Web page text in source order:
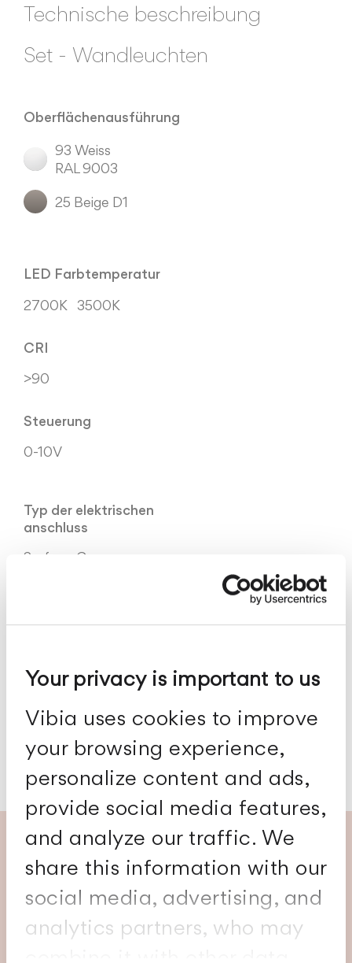
Your privacy is important to us
Vibia uses cookies to improve
your browsing experience,
personalize content and ads,
provide social media features,
and analyze our traffic. We
share this information with our
social media, advertising, and
analytics partners, who may
Technische beschreibung
Set - Wandleuchten
Oberflächenausführung
93 Weiss
RAL 9003
25 Beige D1
LED Farbtemperatur
2700K
3500K
CRI
>90
Steuerung
0-10V
Typ der elektrischen
anschluss
Surface Canopy
Deckel: PC-
Reflektorkörper:
Geschäumtes PVC
Entdecke mehr Ideen